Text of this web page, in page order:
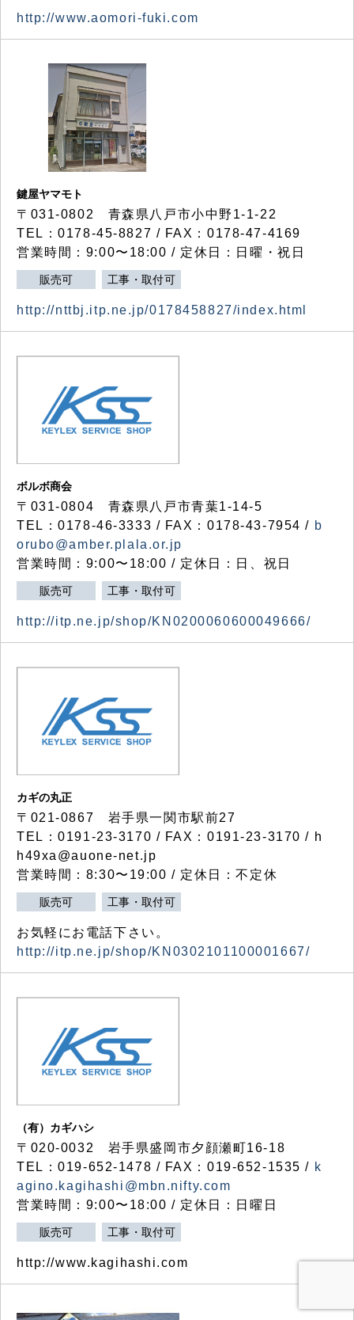
http://www.aomori-fuki.com
鍵屋ヤマモト
〒031-0802 青森県八戸市小中野1-1-22
TEL：0178-45-8827 / FAX：0178-47-4169
営業時間：9:00〜18:00 / 定休日：日曜・祝日
販売可 工事・取付可
http://nttbj.itp.ne.jp/0178458827/index.html
ボルボ商会
〒031-0804 青森県八戸市青葉1-14-5
TEL：0178-46-3333 / FAX：0178-43-7954 / b
orubo@amber.plala.or.jp
営業時間：9:00〜18:00 / 定休日：日、祝日
販売可 工事・取付可
http://itp.ne.jp/shop/KN0200060600049666/
カギの丸正
〒021-0867 岩手県一関市駅前27
TEL：0191-23-3170 / FAX：0191-23-3170 / h
h49xa@auone-net.jp
営業時間：8:30〜19:00 / 定休日：不定休
販売可 工事・取付可
お気軽にお電話下さい。
http://itp.ne.jp/shop/KN0302101100001667/
（有）カギハシ
〒020-0032 岩手県盛岡市夕顔瀬町16-18
TEL：019-652-1478 / FAX：019-652-1535 / k
agino.kagihashi@mbn.nifty.com
営業時間：9:00〜18:00 / 定休日：日曜日
販売可 工事・取付可
http://www.kagihashi.com